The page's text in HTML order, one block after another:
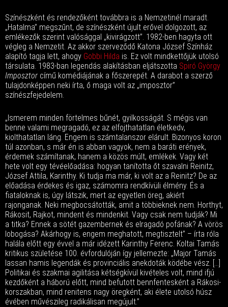
Színészként és rendezőként továbbra is a Nemzetinél maradt.
„Hatalma” megszűnt, de színészként újult erővel dolgozott, az
emlékezők szerint valósággal „kivirágzott”. 1982-ben hagyta ott
végleg a Nemzetit. Az akkor szerveződő Katona József Színház
alapító tagja lett, ahogy Gobbi Hilda is. Ez volt mindkettőjük utolsó
társulata. 1983-ban legendás alakításban eljátszotta Spiró György
Imposztor című komédiájának a főszerepét. A darabot a szerző
tulajdonképpen neki írta, ő maga volt az „imposztor”
színészfejedelem.
„Ismerem minden förtelmes bűnét, gyilkosságát. S mégis van
benne valami megragadó, ez az elfojthatatlan életkedv,
kiolthatatlan láng. Engem is számtalanszor elárult. Bizonyos koron
túl azonban, s már én is abban vagyok, nem a baráti erények,
érdemek számítanak, hanem a közös múlt, emlékek. Vagy két
hete volt egy tévéelőadása: hogyan tanította őt szavalni Reinitz,
József Attila, Karinthy. Ki tudja ma már, ki volt az a Reinitz? De az
előadása érdekes és igaz, számomra rendkívüli élmény. És a
fiataloknak is, úgy látszik, mert az egyetlen öreg, akiért
rajonganak. Neki megbocsátották, amit a többieknek nem. Horthyt,
Rákosit, Rajkot, mindent és mindenkit. Vagy csak nem tudják? Mi
a titka? Ennek a sötét gazembernek és elragadó pofának? A vörös
lobogása? Akárhogy is, engem meghatott, megtisztelt” – írta róla
halála előtt egy évvel a már idézett Karinthy Ferenc. Koltai Tamás
kritikus születése 100. évfordulóján így jellemezte: „Major Tamás
lassan hamis legendák és provinciális anekdoták ködébe vész. […]
Politikai és szakmai agilitása kétségkívül kivételes volt, mind ifjú
kezdőként a háború előtt, mind befutott bennfentesként a Rákosi-
korszakban, mind renitens nagy öregként, aki élete utolsó húsz
évében művészileg radikálisan megújult.”